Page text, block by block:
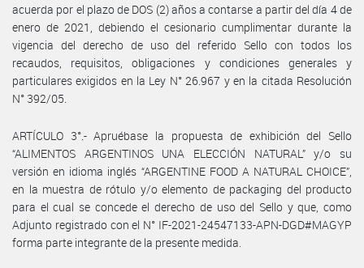
acuerda por el plazo de DOS (2) años a contarse a partir del día 4 de
enero de 2021, debiendo el cesionario cumplimentar durante la
vigencia del derecho de uso del referido Sello con todos los
recaudos, requisitos, obligaciones y condiciones generales y
particulares exigidos en la Ley N° 26.967 y en la citada Resolución
N° 392/05.
ARTÍCULO 3°.- Apruébase la propuesta de exhibición del Sello
“ALIMENTOS ARGENTINOS UNA ELECCIÓN NATURAL” y/o su
versión en idioma inglés “ARGENTINE FOOD A NATURAL CHOICE”,
en la muestra de rótulo y/o elemento de packaging del producto
para el cual se concede el derecho de uso del Sello y que, como
Adjunto registrado con el N° IF-2021-24547133-APN-DGD#MAGYP
forma parte integrante de la presente medida.